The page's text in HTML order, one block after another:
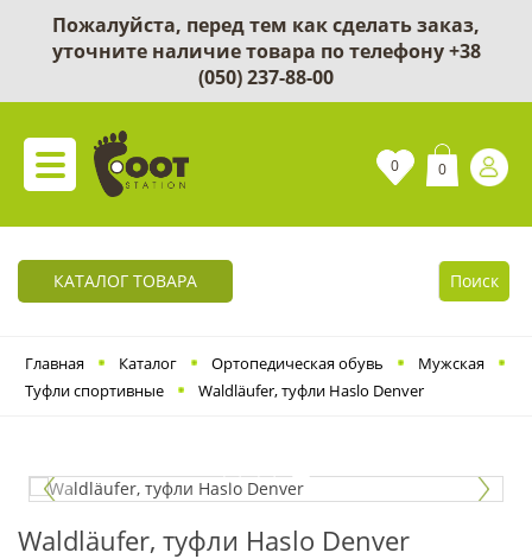
Пожалуйста, перед тем как сделать заказ,
уточните наличие товара по телефону+38
(050) 237-88-00
0 0
КАТАЛОГ ТОВАРА Поиск
Главная Каталог Ортопедическая обувь
Мужская
Туфли спортивные
Waldläufer, туфли Haslo Denver
Waldläufer, туфли Haslo Denver